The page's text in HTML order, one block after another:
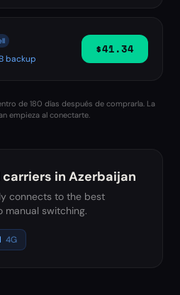
backup
$41.34
de 180 días después de comprarla. La
empieza al conectarte.
in Azerbaijan
connects to the best
manual switching.
4G